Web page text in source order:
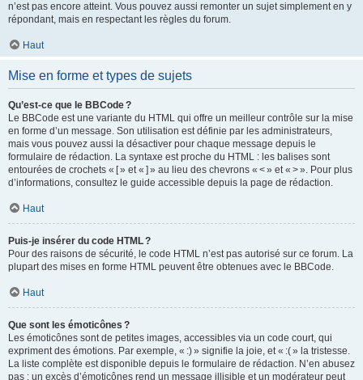
n’est pas encore atteint. Vous pouvez aussi remonter un sujet simplement en y
répondant, mais en respectant les règles du forum.
Haut
Mise en forme et types de sujets
Qu’est-ce que le BBCode ?
Le BBCode est une variante du HTML qui offre un meilleur contrôle sur la mise
en forme d’un message. Son utilisation est définie par les administrateurs,
mais vous pouvez aussi la désactiver pour chaque message depuis le
formulaire de rédaction. La syntaxe est proche du HTML : les balises sont
entourées de crochets « [ » et « ] » au lieu des chevrons « < » et « > ». Pour plus
d’informations, consultez le guide accessible depuis la page de rédaction.
Haut
Puis-je insérer du code HTML ?
Pour des raisons de sécurité, le code HTML n’est pas autorisé sur ce forum. La
plupart des mises en forme HTML peuvent être obtenues avec le BBCode.
Haut
Que sont les émoticônes ?
Les émoticônes sont de petites images, accessibles via un code court, qui
expriment des émotions. Par exemple, « :) » signifie la joie, et « :( » la tristesse.
La liste complète est disponible depuis le formulaire de rédaction. N’en abusez
pas : un excès d’émoticônes rend un message illisible et un modérateur peut